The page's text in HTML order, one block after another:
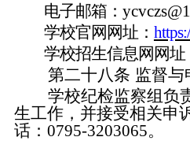
电子邮箱：
学校官网 网址：
学校招生信息网 网址
第二十八条 监督与
学校纪检监察组负
生工作，并接受相关申
话： 0795-3203065。